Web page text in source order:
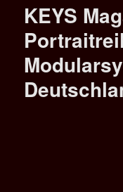
KEYS